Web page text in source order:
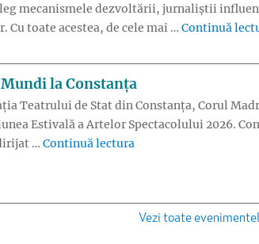
mecanismele dezvoltării, jurnaliștii
toate acestea, de cele mai … Continuă
la Constanța
Teatrului de Stat din Constanța, Corul
Estivală a Artelor Spectacolului 2026.
… Continuă lectura
Vezi toate